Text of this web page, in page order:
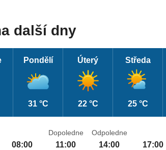
další dny
Pondělí
31 °C
Úterý
22 °C
Středa
25 °C
08:00
Dopoledne
11:00
Odpoledne
14:00 17:00